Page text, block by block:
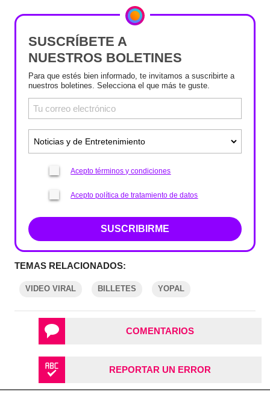
SUSCRÍBETE A
NUESTROS BOLETINES
Para que estés bien informado, te invitamos a suscribirte a
nuestros boletines. Selecciona el que más te guste.
Acepto términos y condiciones
Acepto política de tratamiento de datos
SUSCRIBIRME
TEMAS RELACIONADOS:
VIDEO VIRAL BILLETES YOPAL
COMENTARIOS
REPORTAR UN ERROR